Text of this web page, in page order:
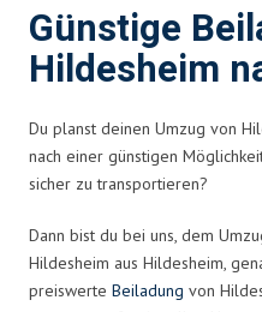
Günstige
Hildesheim
Du planst deinen Umzug von
nach einer günstigen
sicher zu transportieren?
Dann bist du bei uns, dem
Hildesheim aus Hildesheim,
preiswerte Beiladung von